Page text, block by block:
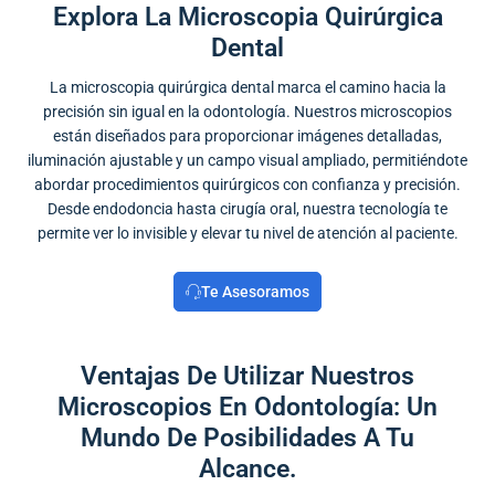
Explora La Microscopia Quirúrgica
Dental
La microscopia quirúrgica dental marca el camino hacia la
precisión sin igual en la odontología. Nuestros microscopios
están diseñados para proporcionar imágenes detalladas,
iluminación ajustable y un campo visual ampliado, permitiéndote
abordar procedimientos quirúrgicos con confianza y precisión.
Desde endodoncia hasta cirugía oral, nuestra tecnología te
permite ver lo invisible y elevar tu nivel de atención al paciente.
Te Asesoramos
Ventajas De Utilizar Nuestros
Microscopios En Odontología: Un
Mundo De Posibilidades A Tu
Alcance.